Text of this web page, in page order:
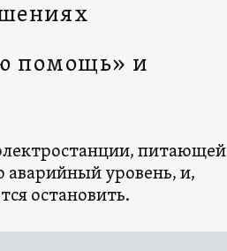
помощь» и
питающей
аварийный уровень, и,
остановить.